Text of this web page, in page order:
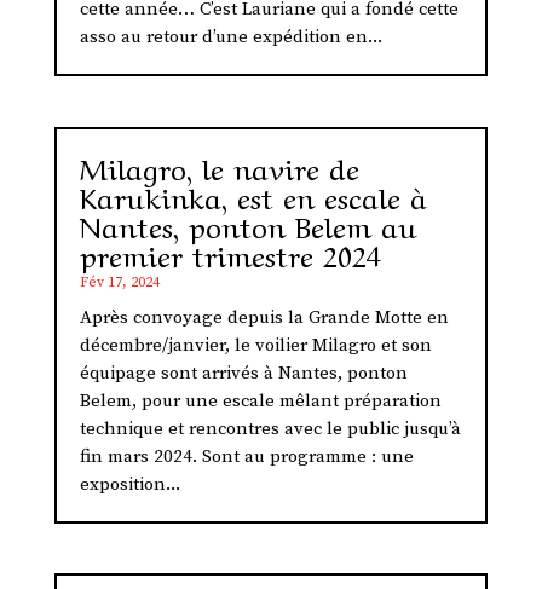
cette année… C’est Lauriane qui a fondé cette
asso au retour d’une expédition en...
Milagro, le navire de
Karukinka, est en escale à
Nantes, ponton Belem au
premier trimestre 2024
Fév 17, 2024
Après convoyage depuis la Grande Motte en
décembre/janvier, le voilier Milagro et son
équipage sont arrivés à Nantes, ponton
Belem, pour une escale mêlant préparation
technique et rencontres avec le public jusqu’à
fin mars 2024. Sont au programme : une
exposition...